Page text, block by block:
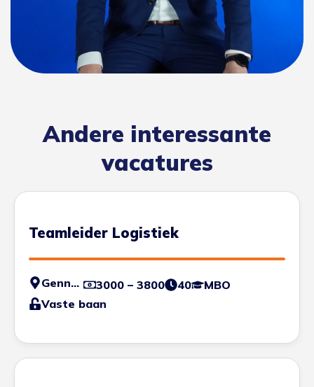
Andere interessante
vacatures
Teamleider Logistiek
Gennep 3000 – 3800 40
MBO
Vaste baan